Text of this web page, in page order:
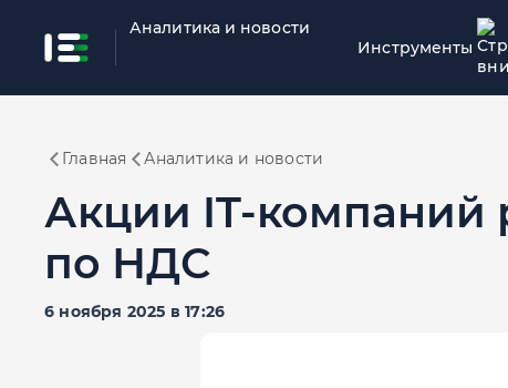
Аналитика и новости
Инструменты
Главная Аналитика и новости
Акции IT-компаний
по НДС
6 ноября 2025 в 17:26